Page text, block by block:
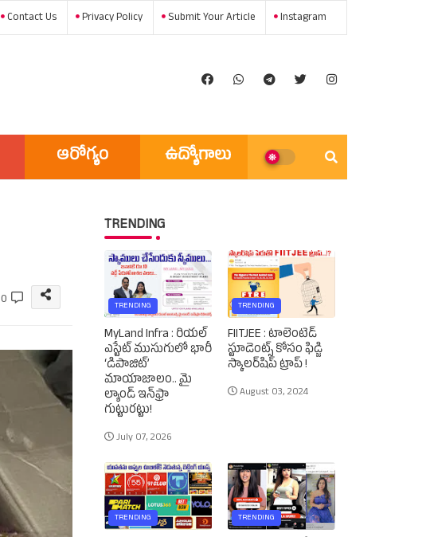
Contact Us Privacy Policy Submit Your Article Instagram
ఆరోగ్యం ఉద్యోగాలు అన్ని వార్తలు
0
TRENDING
TRENDING
MyLand Infra : రియల్
ఎస్టేట్ ముసుగులో భారీ
‘డిపాజిట్’
మాయాజాలం.. మై
ల్యాండ్ ఇన్‌ఫ్రా
గుట్టురట్టు!
July 07, 2026
TRENDING
FIITJEE : టాలెంటెడ్‌
స్టూడెంట్స్‌ కోసం ఫిడ్జి
స్కాలర్‌షిప్‌ ట్రాప్‌ !
August 03, 2024
TRENDING TRENDING